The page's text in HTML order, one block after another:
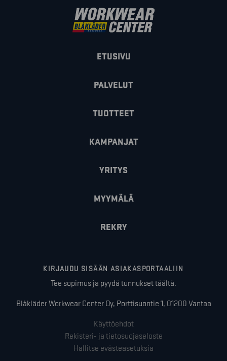
ETUSIVU
PALVELUT
TUOTTEET
KAMPANJAT
YRITYS
MYYMÄLÄ
REKRY
KIRJAUDU SISÄÄN ASIAKASPORTAALIIN
Tee sopimus ja pyydä tunnukset täältä.
Blåkläder Workwear Center Oy, Porttisuontie 1, 01200 Vantaa
Käyttöehdot
Rekisteri- ja tietosuojaseloste
Hallitse evästeasetuksia